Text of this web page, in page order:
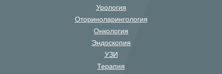
Урология
Оториноларингология
Онкология
Эндоскопия
УЗИ
Терапия